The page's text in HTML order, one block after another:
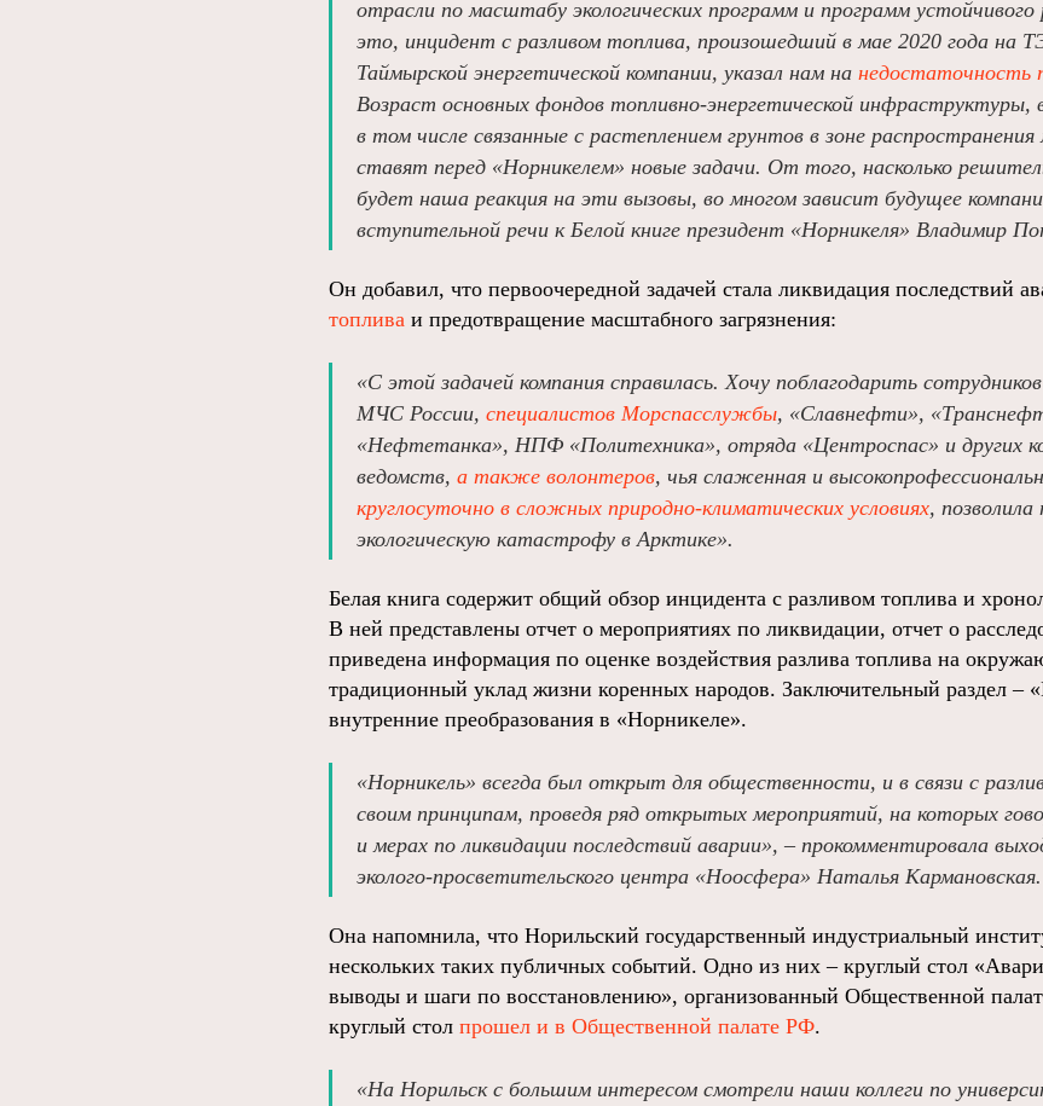
отрасли по масштабу экологических программ и программ
это, инцидент с разливом топлива, произошедший в мае 2020 года на
Таймырской энергетической компании, указал нам на недостаточность
Возраст основных фондов топливно-энергетической инфраструктуры,
в том числе связанные с растеплением грунтов в зоне
ставят перед «Норникелем» новые задачи. От того, насколько
будет наша реакция на эти вызовы, во многом зависит будущее
вступительной речи к Белой книге президент «Норникеля» Владимир
Он добавил, что первоочередной задачей стала ликвидация последствий
топлива и предотвращение масштабного загрязнения:
«С этой задачей компания справилась. Хочу поблагодарить
МЧС России, специалистов Морспасслужбы, «Славнефти»,
«Нефтетанка», НПФ «Политехника», отряда «Центроспас» и других
ведомств, а также волонтеров, чья слаженная и
круглосуточно в сложных природно-климатических условиях,
экологическую катастрофу в Арктике».
Белая книга содержит общий обзор инцидента с разливом топлива и
В ней представлены отчет о мероприятиях по ликвидации, отчет о
приведена информация по оценке воздействия разлива топлива на
традиционный уклад жизни коренных народов. Заключительный раздел –
внутренние преобразования в «Норникеле».
«Норникель» всегда был открыт для общественности, и в связи с
своим принципам, проведя ряд открытых мероприятий, на которых
и мерах по ликвидации последствий аварии», – прокомментировала
эколого-просветительского центра «Ноосфера» Наталья Кармановская.
Она напомнила, что Норильский государственный индустриальный
нескольких таких публичных событий. Одно из них – круглый стол
выводы и шаги по восстановлению», организованный Общественной
круглый стол прошел и в Общественной палате РФ.
«На Норильск с большим интересом смотрели наши коллеги по